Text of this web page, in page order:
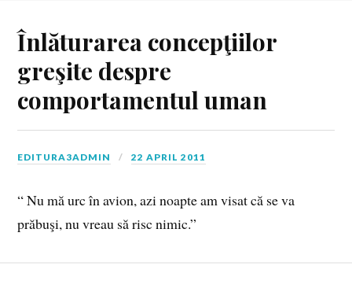
Înlăturarea concepţiilor
greşite despre
comportamentul uman
EDITURA3ADMIN 22 APRIL 2011
“ Nu mă urc în avion, azi noapte am visat că se va
prăbuşi, nu vreau să risc nimic.”